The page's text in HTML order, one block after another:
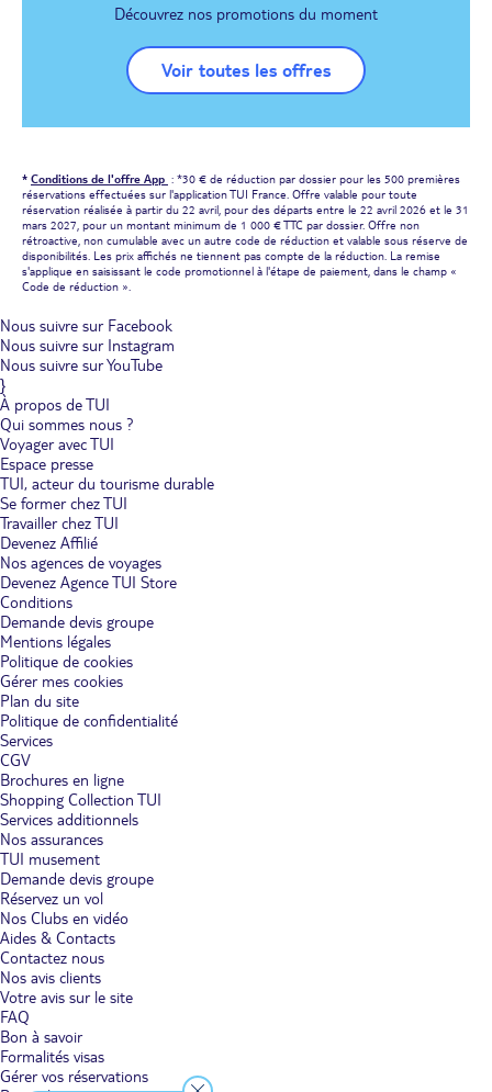
Découvrez nos promotions du moment
Voir toutes les offres
* Conditions de l'offre App : *30 € de réduction par dossier pour les 500 premières
réservations effectuées sur l'application TUI France. Offre valable pour toute
réservation réalisée à partir du 22 avril, pour des départs entre le 22 avril 2026 et le 31
mars 2027, pour un montant minimum de 1 000 € TTC par dossier. Offre non
rétroactive, non cumulable avec un autre code de réduction et valable sous réserve de
disponibilités. Les prix affichés ne tiennent pas compte de la réduction. La remise
s'applique en saisissant le code promotionnel à l'étape de paiement, dans le champ «
Code de réduction ».
Nous suivre sur Facebook
Nous suivre sur Instagram
Nous suivre sur YouTube
}
À propos de TUI
Qui sommes nous ?
Voyager avec TUI
Espace presse
TUI, acteur du tourisme durable
Se former chez TUI
Travailler chez TUI
Devenez Affilié
Nos agences de voyages
Devenez Agence TUI Store
Conditions
Demande devis groupe
Mentions légales
Politique de cookies
Gérer mes cookies
Plan du site
Politique de confidentialité
Services
CGV
Brochures en ligne
Shopping Collection TUI
Services additionnels
Nos assurances
TUI musement
Demande devis groupe
Réservez un vol
Nos Clubs en vidéo
Aides & Contacts
Contactez nous
Nos avis clients
Votre avis sur le site
FAQ
Bon à savoir
Formalités visas
Gérer vos réservations